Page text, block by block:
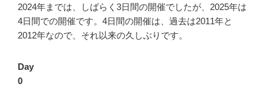
2024年までは、しばらく3日間の開催でしたが、2025年は
4日間での開催です。4日間の開催は、過去は2011年と
2012年なので、それ以来の久しぶりです。
Day
0